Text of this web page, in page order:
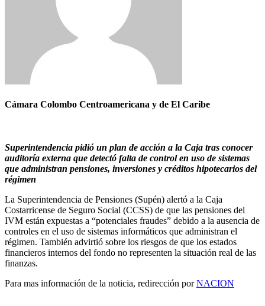
Cámara Colombo Centroamericana y de El Caribe
Superintendencia pidió un plan de acción a la Caja tras conocer
auditoría externa que detectó falta de control en uso de sistemas
que administran pensiones, inversiones y créditos hipotecarios del
régimen
La Superintendencia de Pensiones (Supén) alertó a la Caja
Costarricense de Seguro Social (CCSS) de que las pensiones del
IVM están expuestas a “potenciales fraudes” debido a la ausencia de
controles en el uso de sistemas informáticos que administran el
régimen. También advirtió sobre los riesgos de que los estados
financieros internos del fondo no representen la situación real de las
finanzas.
Para mas información de la noticia, redirección porNACION